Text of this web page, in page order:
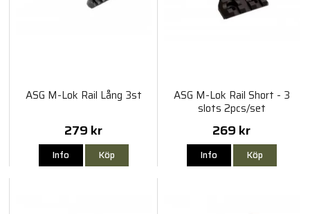
ASG M-Lok Rail Lång 3st
279 kr
Info Köp
ASG M-Lok Rail Short - 3
slots 2pcs/set
269 kr
Info Köp